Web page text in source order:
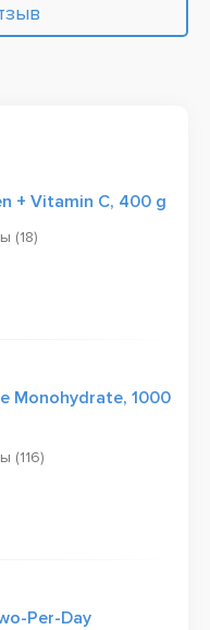
+ Vitamin C, 400 g
(18)
Monohydrate, 1000
(116)
Per-Day